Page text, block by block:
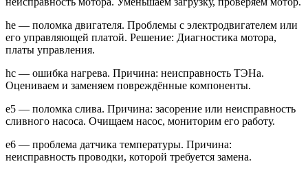
he — поломка двигателя. Проблемы с электродвигателем или
его управляющей платой. Решение: Диагностика мотора,
платы управления.
hc — ошибка нагрева. Причина: неисправность ТЭНа.
Оцениваем и заменяем повреждённые компоненты.
e5 — поломка слива. Причина: засорение или неисправность
сливного насоса. Очищаем насос, мониторим его работу.
e6 — проблема датчика температуры. Причина:
неисправность проводки, которой требуется замена.